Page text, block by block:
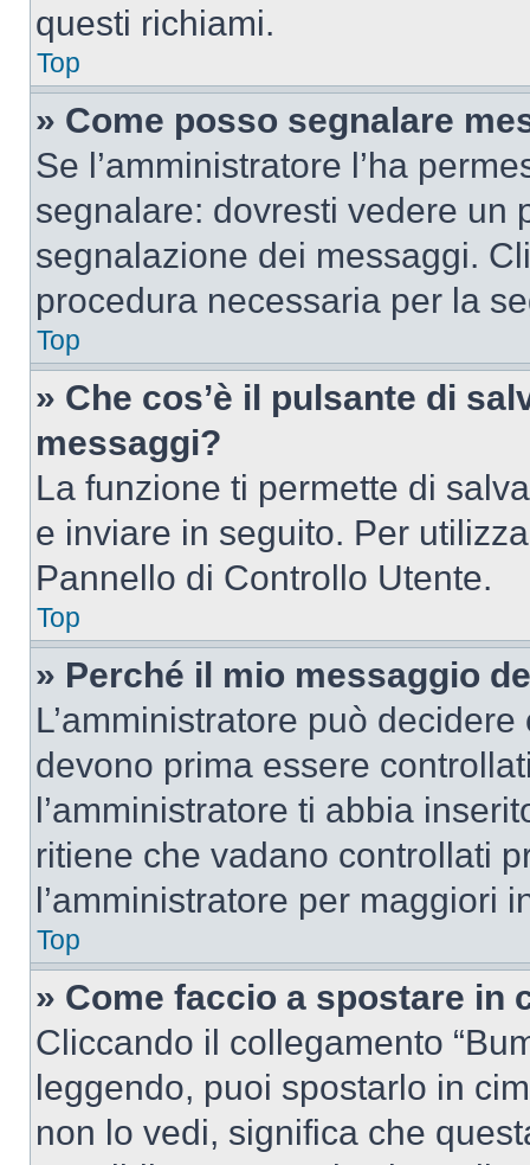
questi richiami.
Top
» Come posso segnalare
Se l’amministratore l’ha
segnalare: dovresti vedere un
segnalazione dei messaggi.
procedura necessaria per la
Top
» Che cos’è il pulsante di
messaggi?
La funzione ti permette di
e inviare in seguito. Per
Pannello di Controllo Utente.
Top
» Perché il mio messaggio
L’amministratore può
devono prima essere
l’amministratore ti abbia
ritiene che vadano controllati
l’amministratore per maggiori
Top
» Come faccio a spostare in
Cliccando il collegamento
leggendo, puoi spostarlo in
non lo vedi, significa che